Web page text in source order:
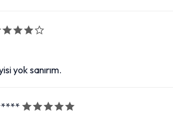
yok sanırım.